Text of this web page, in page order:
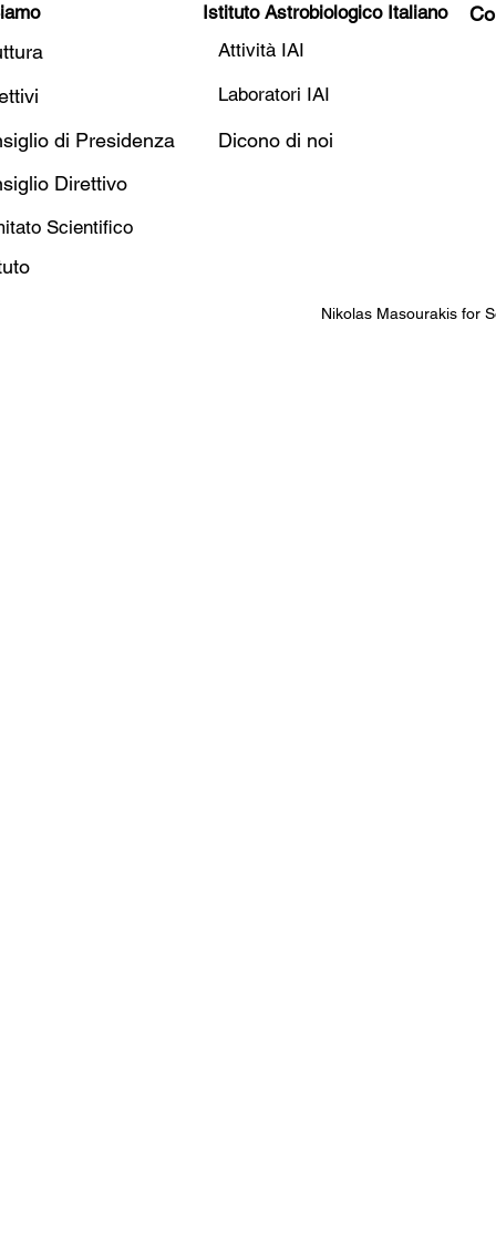
di Presidenza
Direttivo
Scientifico
Istituto Astrobiologico Italiano
Attività IAI
Laboratori IAI
Dicono di noi
Nikolas Masourakis for